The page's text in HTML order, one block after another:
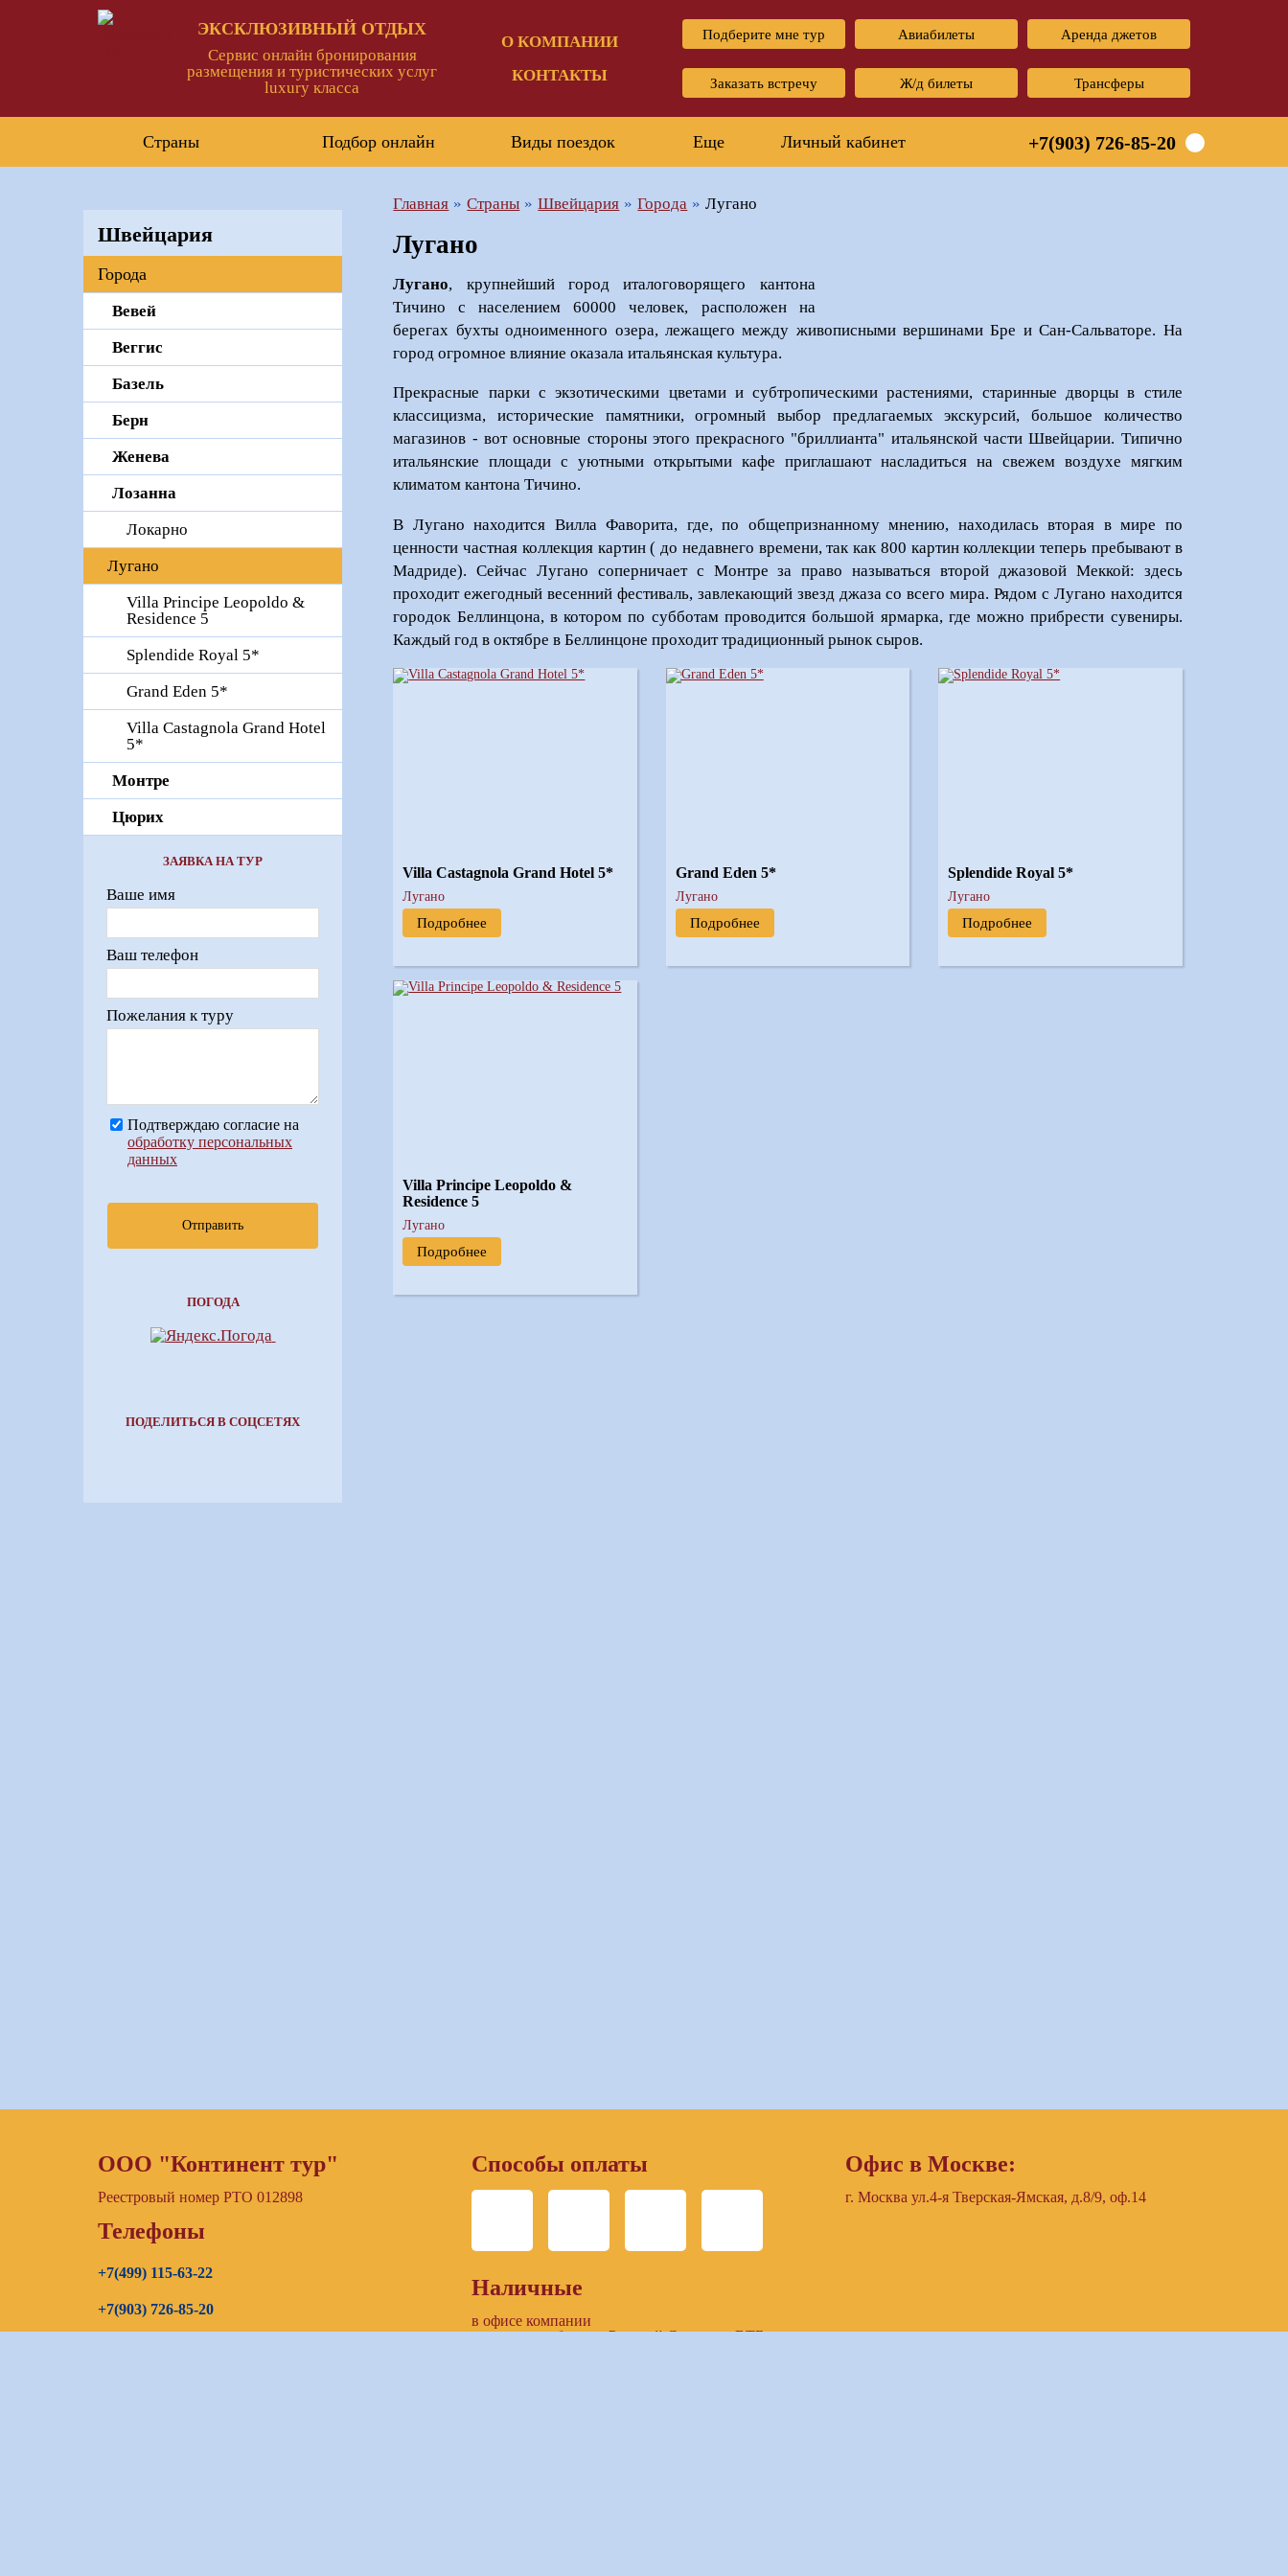
ЭКСКЛЮЗИВНЫЙ ОТДЫХ
Сервис онлайн бронирования
размещения и туристических услуг
luxury класса
О КОМПАНИИ
КОНТАКТЫ
Подберите мне тур Авиабилеты Аренда джетов
Заказать встречу Ж/д билеты Трансферы
Страны Подбор онлайн Виды поездок Еще Личный кабинет +7(903) 726-85-20
Главная Страны Швейцария Города Лугано
Лугано
Лугано, крупнейший город италоговорящего кантона
Тичино с населением 60000 человек, расположен на
берегах бухты одноименного озера, лежащего между живописными вершинами Бре и Сан-Сальваторе. На
город огромное влияние оказала итальянская культура.
Прекрасные парки с экзотическими цветами и субтропическими растениями, старинные дворцы в стиле
классицизма, исторические памятники, огромный выбор предлагаемых экскурсий, большое количество
магазинов - вот основные стороны этого прекрасного "бриллианта" итальянской части Швейцарии. Типично
итальянские площади с уютными открытыми кафе приглашают насладиться на свежем воздухе мягким
климатом кантона Тичино.
B Лугано находится Вилла Фаворита, где, по общепризнанному мнению, находилась вторая в мире по
ценности частная коллекция картин ( до недавнего времени, так как 800 картин коллекции теперь пребывают в
Мадриде). Сейчас Лугано соперничает с Монтре за право называться второй джазовой Меккой: здесь
проходит ежегодный весенний фестиваль, завлекающий звезд джаза со всего мира. Рядом с Лугано находится
городок Беллинцона, в котором по субботам проводится большой ярмарка, где можно прибрести сувениры.
Каждый год в октябре в Беллинцоне проходит традиционный рынок сыров.
Villa Castagnola Grand Hotel 5*
Лугано
Подробнее
Grand Eden 5*
Лугано
Подробнее
Splendide Royal 5*
Лугано
Подробнее
Villa Principe Leopoldo &
Residence 5
Лугано
Подробнее
Швейцария
Города
Вевей
Bеггис
Базель
Берн
Женева
Лозанна
Локарно
Лугано
Villa Principe Leopoldo &
Residence 5
Splendide Royal 5*
Grand Eden 5*
Villa Castagnola Grand Hotel
5*
Монтре
Цюрих
ЗАЯВКА НА ТУР
Ваше имя
Ваш телефон
Пожелания к туру
Подтверждаю согласие на
обработку персональных
данных
Отправить
ПОГОДА
ПОДЕЛИТЬСЯ В СОЦСЕТЯХ
ООО "Континент тур"
Реестровый номер РТО 012898
Телефоны
+7(499) 115-63-22
+7(903) 726-85-20
Способы оплаты
Наличные
в офисе компании
в отделении банков: Русский Стандарт, ВТБ
Офис в Москве:
г. Москва ул.4-я Тверская-Ямская, д.8/9, оф.14